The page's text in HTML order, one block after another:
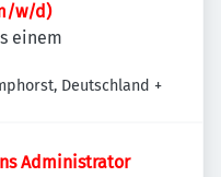
w/d)
einem
Deutschland +
Administrator